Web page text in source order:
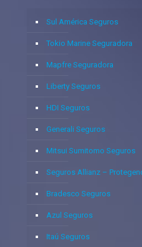
Sul América Seguros
Tokio Marine Seguradora
Mapfre Seguradora
Liberty Seguros
HDI Seguros
Generali Seguros
Mitsui Sumitomo Seguros
Seguros Allianz –
Bradesco Seguros
Azul Seguros
Itaú Seguros